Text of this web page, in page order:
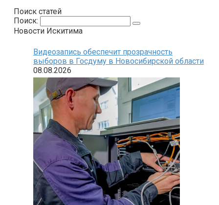
Поиск статей
Поиск:
Новости Искитима
Видеозапись обеспечит прозрачность
выборов в Госдуму в Новосибирской области
08.08.2026